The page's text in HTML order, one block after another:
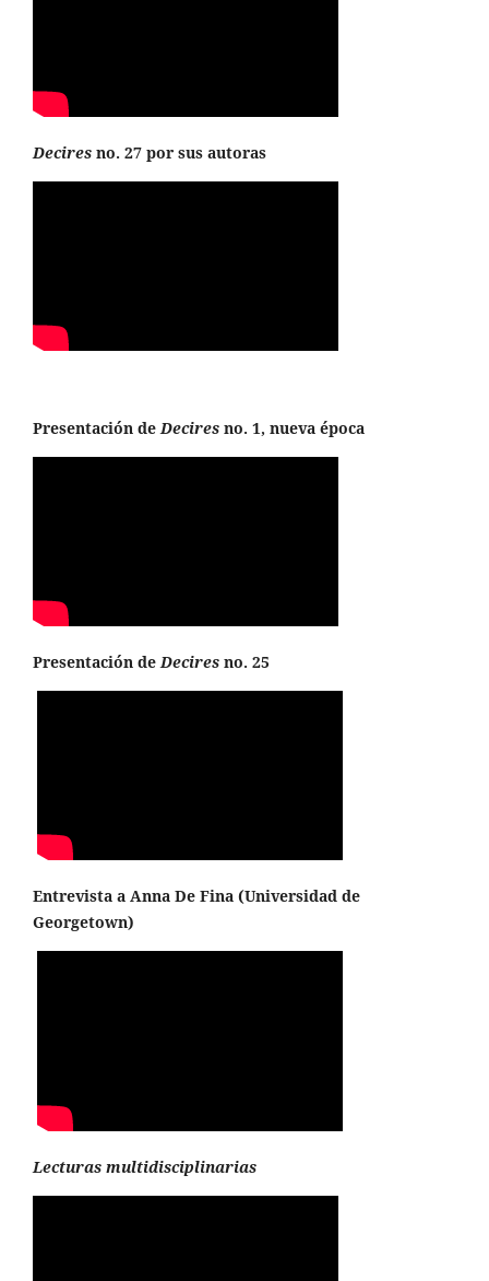
Decires no. 27 por sus autoras
Presentación de Decires no. 1, nueva época
Presentación de Decires no. 25
Entrevista a Anna De Fina (Universidad de
Georgetown)
Lecturas multidisciplinarias